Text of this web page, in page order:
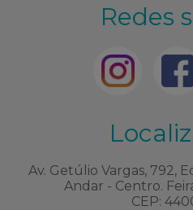
Redes
Av. Getúlio Vargas, 792,
Andar - Centro.
CEP: